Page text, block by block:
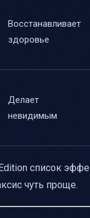
Восстанавливает
здоровье
Делает
невидимым
список
чуть проще.